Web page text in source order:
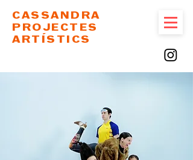
CASSANDRA
PROJECTES
ARTÍSTICS